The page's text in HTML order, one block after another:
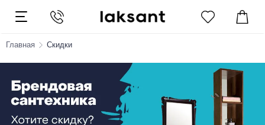
Главная Скидки